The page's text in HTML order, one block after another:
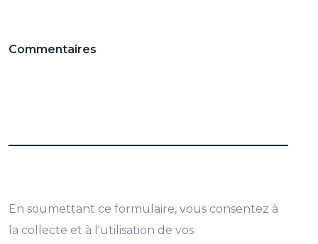
Commentaires
En soumettant ce formulaire, vous consentez à
la collecte et à l'utilisation de vos